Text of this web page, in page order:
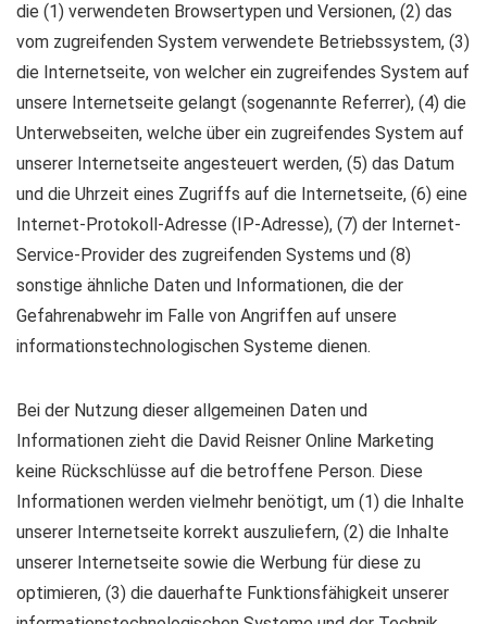
die (1) verwendeten Browsertypen und Versionen, (2) das
vom zugreifenden System verwendete Betriebssystem, (3)
die Internetseite, von welcher ein zugreifendes System auf
unsere Internetseite gelangt (sogenannte Referrer), (4) die
Unterwebseiten, welche über ein zugreifendes System auf
unserer Internetseite angesteuert werden, (5) das Datum
und die Uhrzeit eines Zugriffs auf die Internetseite, (6) eine
Internet-Protokoll-Adresse (IP-Adresse), (7) der Internet-
Service-Provider des zugreifenden Systems und (8)
sonstige ähnliche Daten und Informationen, die der
Gefahrenabwehr im Falle von Angriffen auf unsere
informationstechnologischen Systeme dienen.
Bei der Nutzung dieser allgemeinen Daten und
Informationen zieht die David Reisner Online Marketing
keine Rückschlüsse auf die betroffene Person. Diese
Informationen werden vielmehr benötigt, um (1) die Inhalte
unserer Internetseite korrekt auszuliefern, (2) die Inhalte
unserer Internetseite sowie die Werbung für diese zu
optimieren, (3) die dauerhafte Funktionsfähigkeit unserer